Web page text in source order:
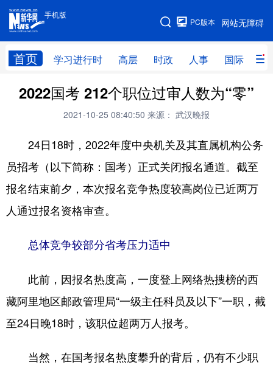
手机版
网站无障碍
PC版本
首页 学习进行时 高层 时政 人事 国际 财
手机版
网站地图
学习进行时 高层 时政 人事
财经 网评
台湾 思客智库 全球连线 教育
科技 科创 量子 体育
文化 书画 健康 军事
访谈 视频
法律 中央文件 金融
学术中国 乡村振兴 银龄 溯源中国
城市 旅游 能源
2022国考 212个职位过审人数为“零”
2021-10-25 08:40:50 来源： 武汉晚报
24日18时，2022年度中央机关及其直属机构公务
员招考（以下简称：国考）正式关闭报名通道。截至
报名结束前夕，本次报名竞争热度较高岗位已近两万
人通过报名资格审查。
总体竞争较部分省考压力适中
此前，因报名热度高，一度登上网络热搜榜的西
藏阿里地区邮政管理局“一级主任科员及以下”一职，截
至24日晚18时，该职位超两万人报考。
当然，在国考报名热度攀升的背后，仍有不少职